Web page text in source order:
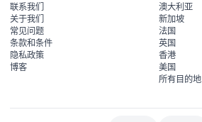
联系我们
关于我们
常见问题
条款和条件
隐私政策
博客
澳大利亚
新加坡
法国
英国
香港
美国
所有目的地